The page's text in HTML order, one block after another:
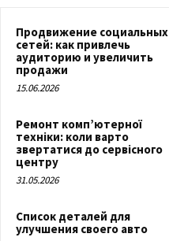
Продвижение социальных
сетей: как привлечь
аудиторию и увеличить
продажи
15.06.2026
Ремонт комп’ютерної
техніки: коли варто
звертатися до сервісного
центру
31.05.2026
Список деталей для
улучшения своего авто